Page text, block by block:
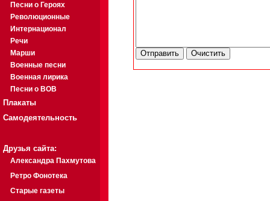
Песни о Героях
Революционные
Интернационал
Речи
Марши
Военные песни
Военная лирика
Песни о ВОВ
Плакаты
Самодеятельность
Друзья сайта:
Александра Пахмутова
Ретро Фонотека
Старые газеты